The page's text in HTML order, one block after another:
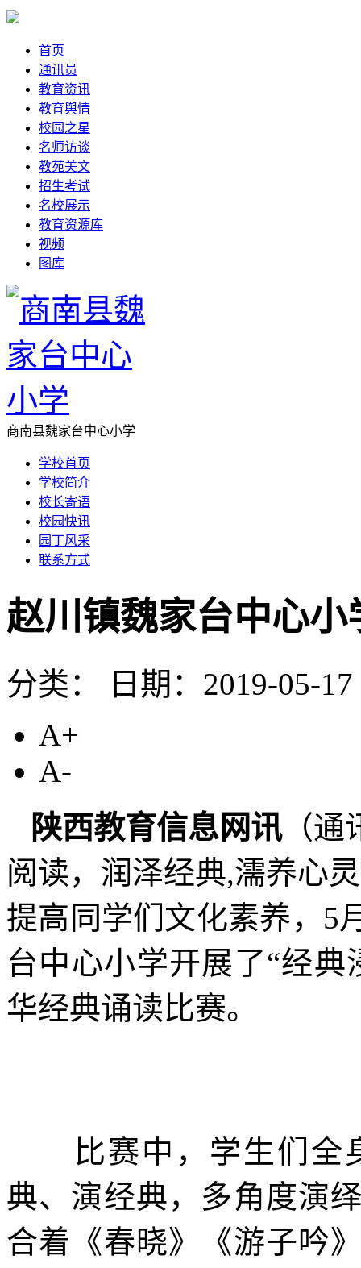
首页
通讯员
教育资讯
教育舆情
校园之星
名师访谈
教苑美文
招生考试
名校展示
教育资源库
视频
图库
商南县魏家台中心小学
学校首页
学校简介
校长寄语
校园快讯
园丁风采
联系方式
赵川镇魏家台中心
分类：
日期：2019-05-
A+
A-
陕西教育信息网讯（通
阅读，润泽经典,濡养心
提高同学们文化素养，5
台中心小学开展了“经
华经典诵读比赛。
比赛中，学生们全
典、演经典，多角度演
合着《春晓》《游子吟